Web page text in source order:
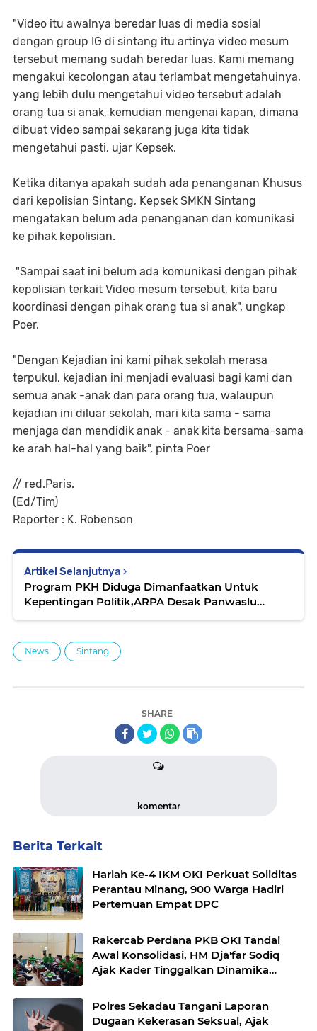
"Video itu awalnya beredar luas di media sosial
dengan group IG di sintang itu artinya video mesum
tersebut memang sudah beredar luas. Kami memang
mengakui kecolongan atau terlambat mengetahuinya,
yang lebih dulu mengetahui video tersebut adalah
orang tua si anak, kemudian mengenai kapan, dimana
dibuat video sampai sekarang juga kita tidak
mengetahui pasti, ujar Kepsek.
Ketika ditanya apakah sudah ada penanganan Khusus
dari kepolisian Sintang, Kepsek SMKN Sintang
mengatakan belum ada penanganan dan komunikasi
ke pihak kepolisian.
"Sampai saat ini belum ada komunikasi dengan pihak
kepolisian terkait Video mesum tersebut, kita baru
koordinasi dengan pihak orang tua si anak", ungkap
Poer.
"Dengan Kejadian ini kami pihak sekolah merasa
terpukul, kejadian ini menjadi evaluasi bagi kami dan
semua anak -anak dan para orang tua, walaupun
kejadian ini diluar sekolah, mari kita sama - sama
menjaga dan mendidik anak - anak kita bersama-sama
ke arah hal-hal yang baik", pinta Poer
// red.Paris.
(Ed/Tim)
Reporter : K. Robenson
Artikel Selanjutnya
Program PKH Diduga Dimanfaatkan Untuk
Kepentingan Politik,ARPA Desak Panwaslu
News Sintang
SHARE
komentar
Berita Terkait
Harlah Ke-4 IKM OKI Perkuat Soliditas
Perantau Minang, 900 Warga Hadiri
Pertemuan Empat DPC
Rakercab Perdana PKB OKI Tandai
Awal Konsolidasi, HM Dja'far Sodiq
Ajak Kader Tinggalkan Dinamika
Polres Sekadau Tangani Laporan
Dugaan Kekerasan Seksual, Ajak